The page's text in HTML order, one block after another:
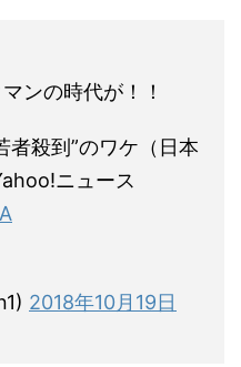
ンの時代が！！
者殺到”のワケ（日本
ニュース
2018年10月19日